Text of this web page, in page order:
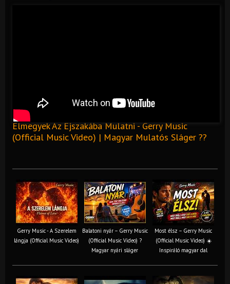
Elmegyek Az Éjszakába Mulatni - Gerry Music
(Official Music Video) | Magyar Mulatós Sláger ??
Gerry Music - A Szerelem
lángja (Official Music Video)
Balatoni nyár – Gerry Music
(Official Music Video) ?
Magyar nyári sláger
Most élsz – Gerry Music
(Official Music Video) ☀️
Inspiráló magyar dal